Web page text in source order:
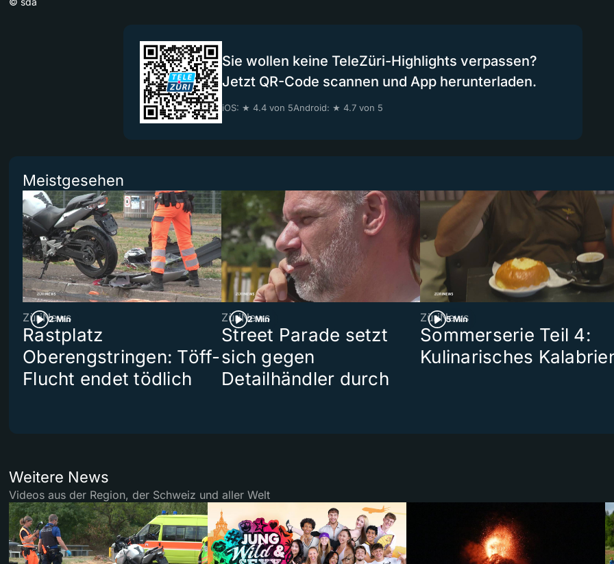
Sie wollen keine TeleZüri-Highlights verpassen?
Jetzt QR-Code scannen und App herunterladen.
iOS: ★ 4.4 von 5Android: ★ 4.7 von 5
Meistgesehen
2 Min
ZüriNews
Rastplatz
Oberengstringen: Töff-
Flucht endet tödlich
2 Min
ZüriNews
Street Parade setzt
sich gegen
Detailhändler durch
5 Min
ZüriNews
Sommerserie Teil 4:
Kulinarisches
Weitere News
Videos aus der Region, der Schweiz und aller Welt